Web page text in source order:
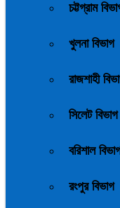
চট্টগ্রাম
খুলনা বিভাগ
রাজশাহী
সিলেট বিভাগ
বরিশাল
রংপুর বিভাগ